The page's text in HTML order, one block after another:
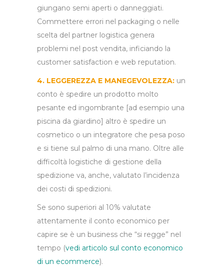
giungano semi aperti o danneggiati.
Commettere errori nel packaging o nelle
scelta del partner logistica genera
problemi nel post vendita, inficiando la
customer satisfaction e web reputation.
4. LEGGEREZZA E MANEGEVOLEZZA: un
conto è spedire un prodotto molto
pesante ed ingombrante [ad esempio una
piscina da giardino] altro è spedire un
cosmetico o un integratore che pesa poso
e si tiene sul palmo di una mano. Oltre alle
difficoltà logistiche di gestione della
spedizione va, anche, valutato l’incidenza
dei costi di spedizioni.
Se sono superiori al 10% valutate
attentamente il conto economico per
capire se è un business che “si regge” nel
tempo (vedi articolo sul conto economico
di un ecommerce).